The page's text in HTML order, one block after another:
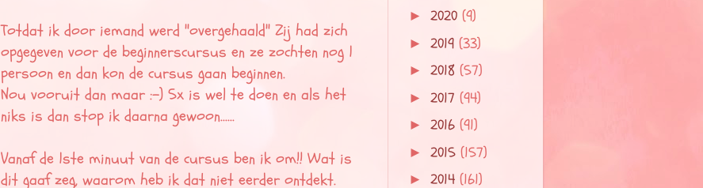
Totdat ik door iemand werd "overgehaald" Zij had zich
opgegeven voor de beginnerscursus en ze zochten nog 1
persoon en dan kon de cursus gaan beginnen.
Nou vooruit dan maar :-) 5x is wel te doen en als het
niks is dan stop ik daarna gewoon......
Vanaf de 1ste minuut van de cursus ben ik om!! Wat is
dit gaaf zeg, waarom heb ik dat niet eerder ontdekt.
► 2020 (9)
► 2019 (33)
► 2018 (57)
► 2017 (94)
► 2016 (91)
► 2015 (157)
► 2014 (161)